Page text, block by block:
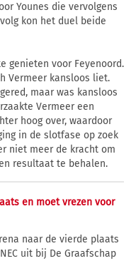
Younes die vervolgens
kon het duel beide
genieten voor Feyenoord.
Vermeer kansloos liet.
maar was kansloos
Vermeer een
hoog over, waardoor
in de slotfase op zoek
niet meer de kracht om
resultaat te behalen.
en moet vrezen voor
naar de vierde plaats
uit bij De Graafschap